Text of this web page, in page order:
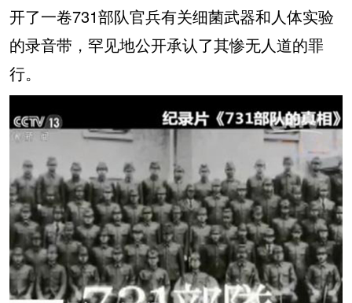
开了一卷731部队官兵有关细菌武器和人体实验
的录音带，罕见地公开承认了其惨无人道的罪
行。